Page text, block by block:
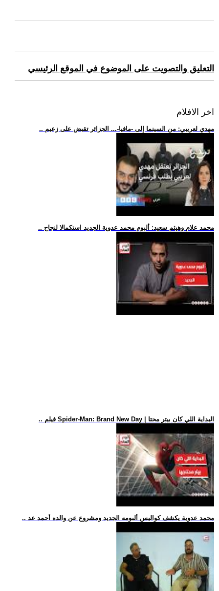
التعليق والتصويت على الموضوع في الموقع الرئيسي
اخر الافلام
.. مهدي لعريبي: من السينما إلى -مافيا-... الجزائر تقبض على زعيم
.. محمد علام وهيثم سعيد: ألبوم محمد عدوية الجديد استكمالا لنجاح
.. فيلم Spider-Man: Brand New Day | البداية اللي كان بيتر محتا
.. محمد عدوية يكشف كواليس ألبومه الجديد ومشروع عن والده أحمد عد